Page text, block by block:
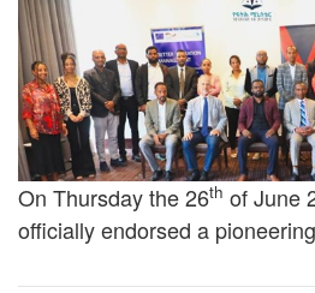
On Thursday the 26th of June
officially endorsed a